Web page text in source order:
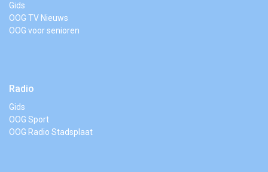
Gids
OOG TV Nieuws
OOG voor senioren
Radio
Gids
OOG Sport
OOG Radio Stadsplaat